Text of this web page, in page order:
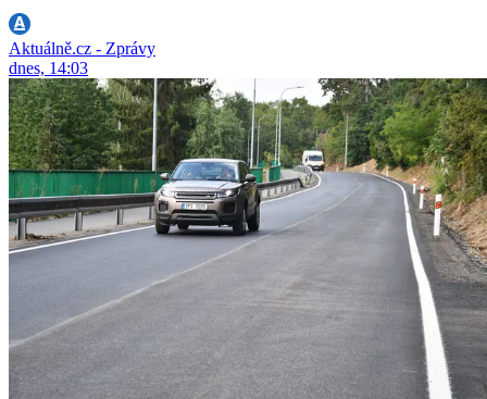
Aktuálně.cz - Zprávy
dnes, 14:03